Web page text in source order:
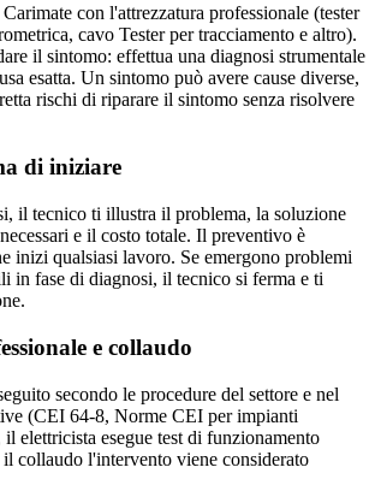
con l'attrezzatura professionale (tester
cavo Tester per tracciamento e altro).
il sintomo: effettua una diagnosi strumentale
esatta. Un sintomo può avere cause diverse,
rischi di riparare il sintomo senza risolvere
di iniziare
il tecnico ti illustra il problema, la soluzione
e il costo totale. Il preventivo è
inizi qualsiasi lavoro. Se emergono problemi
in fase di diagnosi, il tecnico si ferma e ti
e collaudo
secondo le procedure del settore e nel
(CEI 64-8, Norme CEI per impianti
elettricista esegue test di funzionamento
collaudo l'intervento viene considerato